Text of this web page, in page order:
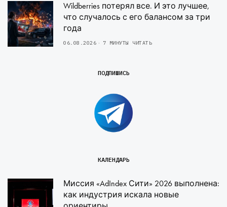
Wildberries потерял все. И это лучшее,
что случалось с его балансом за три
года
06.08.2026 7 МИНУТЫ ЧИТАТЬ
ПОДПИШИСЬ
КАЛЕНДАРЬ
Миссия «AdIndex Сити» 2026 выполнена:
как индустрия искала новые